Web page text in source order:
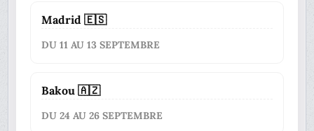
Madrid 🇪🇸
DU 11 AU 13 SEPTEMBRE
Bakou 🇦🇿
DU 24 AU 26 SEPTEMBRE